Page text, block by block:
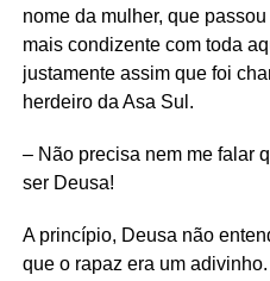
nome da mulher, que
mais condizente com toda
justamente assim que foi
herdeiro da Asa Sul.
– Não precisa nem me falar
ser Deusa!
A princípio, Deusa não
que o rapaz era um